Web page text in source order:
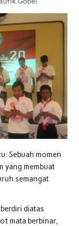
Sebuah momen
yang membuat
semangat
diatas
mata berbinar,